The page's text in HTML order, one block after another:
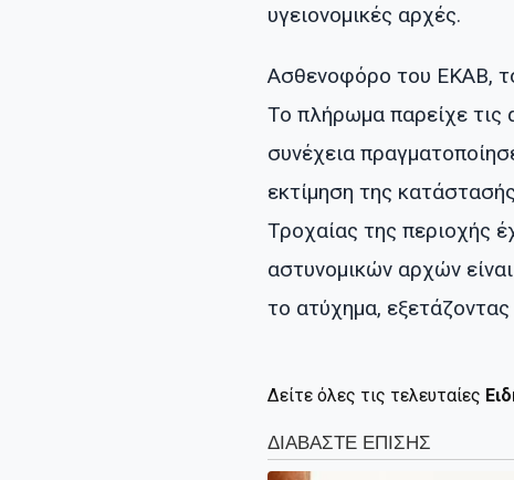
υγειονομικές αρχές.
Ασθενοφόρο του ΕΚΑΒ,
Το πλήρωμα παρείχε τις
συνέχεια
εκτίμηση της
Τροχαίας της περιοχής
αστυνομικών αρχών
το ατύχημα,
Δείτε όλες τις τελευταίες